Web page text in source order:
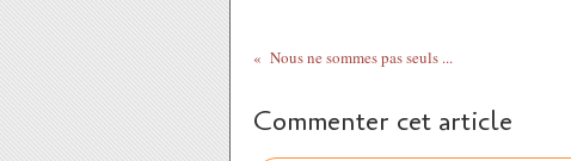
Nous ne sommes pas seuls ...
Commenter cet article